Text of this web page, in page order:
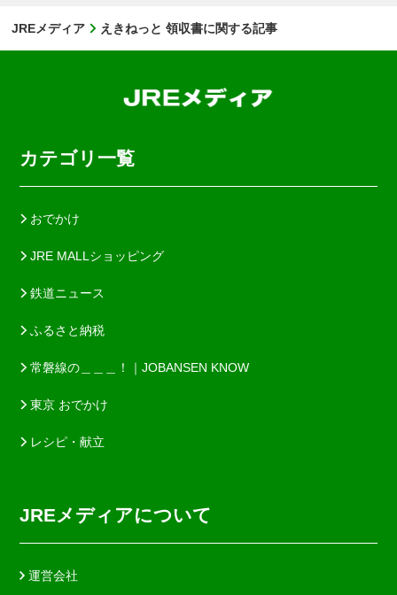
JREメディア えきねっと 領収書に関する記事
カテゴリ一覧
おでかけ
JRE MALLショッピング
鉄道ニュース
ふるさと納税
常磐線の＿＿＿！｜JOBANSEN KNOW
東京 おでかけ
レシピ・献立
JREメディアについて
運営会社